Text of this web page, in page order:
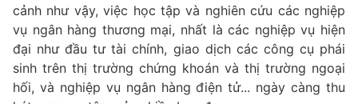
cảnh như vậy, việc học tập và nghiên cứu các nghiệp
vụ ngân hàng thương mại, nhất là các nghiệp vụ hiện
đại như đầu tư tài chính, giao dịch các công cụ phái
sinh trên thị trường chứng khoán và thị trường ngoại
hối, và nghiệp vụ ngân hàng điện tử... ngày càng thu